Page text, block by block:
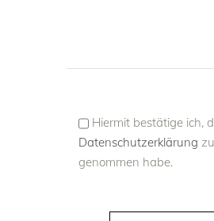
Hiermit bestätige ich,
Datenschutzerklärung
genommen habe.